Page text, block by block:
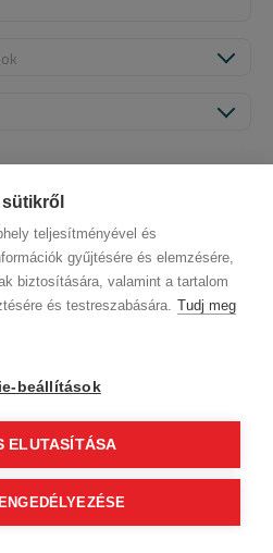
teljesítményével és
gyűjtésére és elemzésére,
biztosítására, valamint a tartalom
és testreszabására. Tudj meg
beállítások
ELUTASÍTÁSA
Kft. Minden jog fenntartva.